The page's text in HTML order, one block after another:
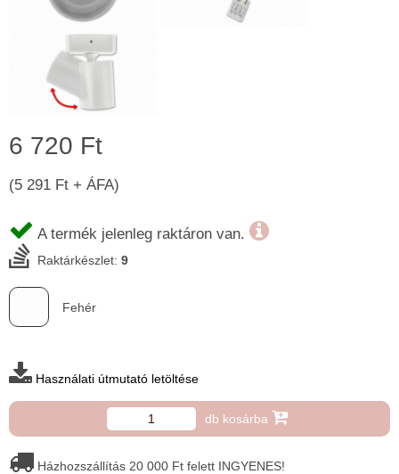
6 720 Ft
(5 291 Ft + ÁFA)
A termék jelenleg raktáron van.
Raktárkészlet: 9
Fehér
Használati útmutató letöltése
db kosárba
Házhozszállítás 20 000 Ft felett INGYENES!